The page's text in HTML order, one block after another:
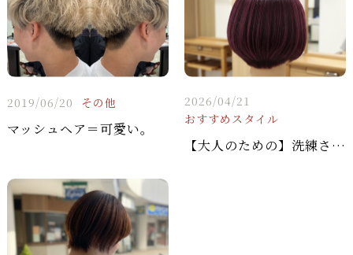
2019/06/20 その他
マッシュヘア＝可愛い。
2026/04/21
おすすめスタイル
【大人のための】洗練されたマッシュショート × 深みカシスピンクで、私だけの魅力を引き出す✨